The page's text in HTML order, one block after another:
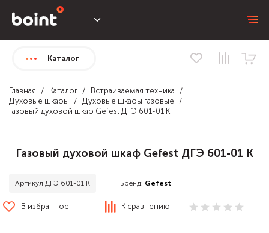
Каталог
Главная Каталог
Встраиваемая техника
Духовые шкафы
Духовые шкафы газовые
Газовый духовой шкаф Gefest ДГЭ 601-01 К
Газовый духовой шкаф Gefest ДГЭ 601-01 К
Артикул ДГЭ 601-01 К Бренд: Gefest
В избранное К сравнению